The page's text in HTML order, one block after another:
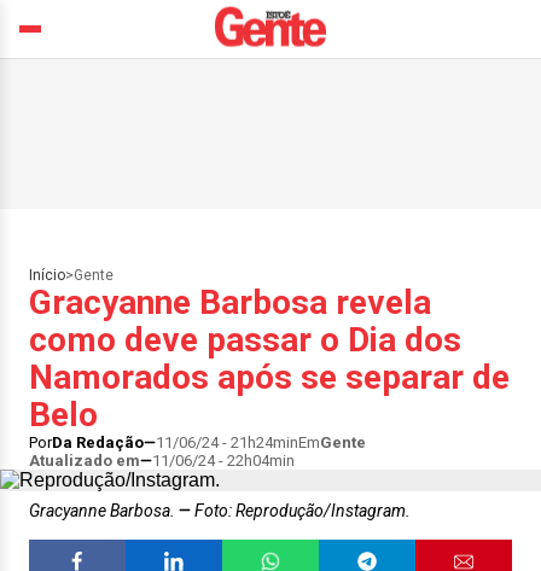
Início>Gente
Gracyanne Barbosa revela
como deve passar o Dia dos
Namorados após se separar de
Belo
PorDa Redação 11/06/24 - 21h24minEmGente
Atualizado em
11/06/24 - 22h04min
Gracyanne Barbosa. Foto: Reprodução/Instagram.